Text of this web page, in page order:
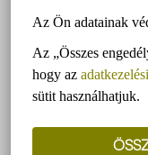
Az Ön adatainak
Az „Összes
hogy az
sütit használhatjuk.
gasztro pr ,